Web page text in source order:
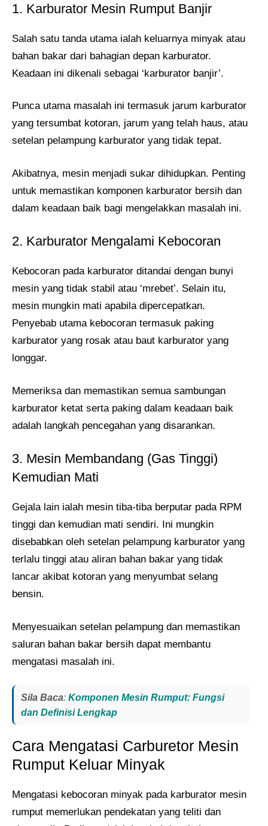
1. Karburator Mesin Rumput Banjir
Salah satu tanda utama ialah keluarnya minyak atau
bahan bakar dari bahagian depan karburator.
Keadaan ini dikenali sebagai ‘karburator banjir’.
Punca utama masalah ini termasuk jarum karburator
yang tersumbat kotoran, jarum yang telah haus, atau
setelan pelampung karburator yang tidak tepat.
Akibatnya, mesin menjadi sukar dihidupkan. Penting
untuk memastikan komponen karburator bersih dan
dalam keadaan baik bagi mengelakkan masalah ini.
2. Karburator Mengalami Kebocoran
Kebocoran pada karburator ditandai dengan bunyi
mesin yang tidak stabil atau ‘mrebet’. Selain itu,
mesin mungkin mati apabila dipercepatkan.
Penyebab utama kebocoran termasuk paking
karburator yang rosak atau baut karburator yang
longgar.
Memeriksa dan memastikan semua sambungan
karburator ketat serta paking dalam keadaan baik
adalah langkah pencegahan yang disarankan.
3. Mesin Membandang (Gas Tinggi)
Kemudian Mati
Gejala lain ialah mesin tiba-tiba berputar pada RPM
tinggi dan kemudian mati sendiri. Ini mungkin
disebabkan oleh setelan pelampung karburator yang
terlalu tinggi atau aliran bahan bakar yang tidak
lancar akibat kotoran yang menyumbat selang
bensin.
Menyesuaikan setelan pelampung dan memastikan
saluran bahan bakar bersih dapat membantu
mengatasi masalah ini.
Sila Baca: Komponen Mesin Rumput​: Fungsi
dan Definisi Lengkap
Cara Mengatasi Carburetor Mesin
Rumput Keluar Minyak
Mengatasi kebocoran minyak pada karburator mesin
rumput memerlukan pendekatan yang teliti dan